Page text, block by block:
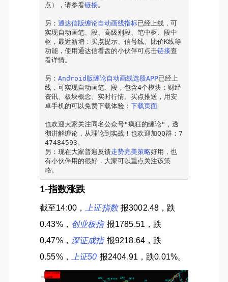
点），请参看链接。
另：通达信版缠论自动画线指标已经上线，可
实现自动画笔、段、高级别段、笔中枢、段中
枢，最近新增：买点提示、信号线、比价K线等
功能，使用通达信看盘的小伙伴可点击链接查
看详情。
另：Android版缠论自动画线选股APP已经上
线，可实现自动画笔、段，包含4个模块：财经
资讯、板块概念、实时行情、买点推送，用安
卓手机的可以免费下载体验：下载页面
也欢迎大家关注同名公众号"疯狂的缠论"，透
彻讲解缠论，从理论到实战！也欢迎加QQ群：7
47484593。
另：现在大家普遍反馈走势完美策略好用，也
有小伙伴用的很好，大家可以重点关注该策
略。
1-指数涨跌
截至14:00， 上证指数 报3002.48，跌
0.43%， 创业板指 报1785.51，跌
0.47%， 深证成指 报9218.64，跌
0.55%，
上证50 报2404.91，跌0.01%。